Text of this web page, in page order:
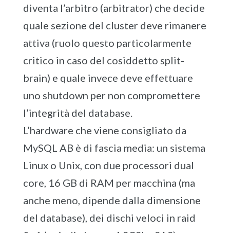
diventa l’arbitro (arbitrator) che decide
quale sezione del cluster deve rimanere
attiva (ruolo questo particolarmente
critico in caso del cosiddetto split-
brain) e quale invece deve effettuare
uno shutdown per non compromettere
l’integrità del database.
L’hardware che viene consigliato da
MySQL AB è di fascia media: un sistema
Linux o Unix, con due processori dual
core, 16 GB di RAM per macchina (ma
anche meno, dipende dalla dimensione
del database), dei dischi veloci in raid